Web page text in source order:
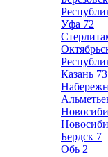
Уфа 72
Казань 73
Бердск 7
Обь 2